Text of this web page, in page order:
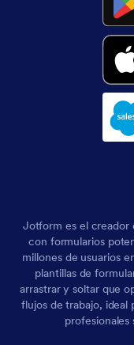
Jotform es el creador
con formularios
millones de usuarios
plantillas de
arrastrar y soltar que
flujos de trabajo, ideal
profesionales